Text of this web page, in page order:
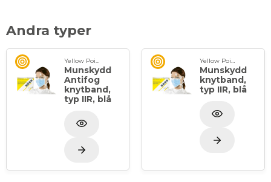
Andra typer
Yellow Point
Munskydd
Antifog
knytband,
typ IIR, blå
Yellow Point
Munskydd
knytband,
typ IIR, blå